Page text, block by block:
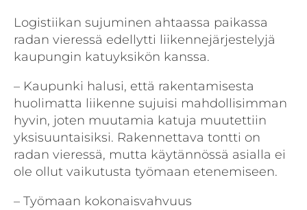
Logistiikan sujuminen ahtaassa paikassa
radan vieressä edellytti liikennejärjestelyjä
kaupungin katuyksikön kanssa.
– Kaupunki halusi, että rakentamisesta
huolimatta liikenne sujuisi mahdollisimman
hyvin, joten muutamia katuja muutettiin
yksisuuntaisiksi. Rakennettava tontti on
radan vieressä, mutta käytännössä asialla ei
ole ollut vaikutusta työmaan etenemiseen.
– Työmaan kokonaisvahvuus